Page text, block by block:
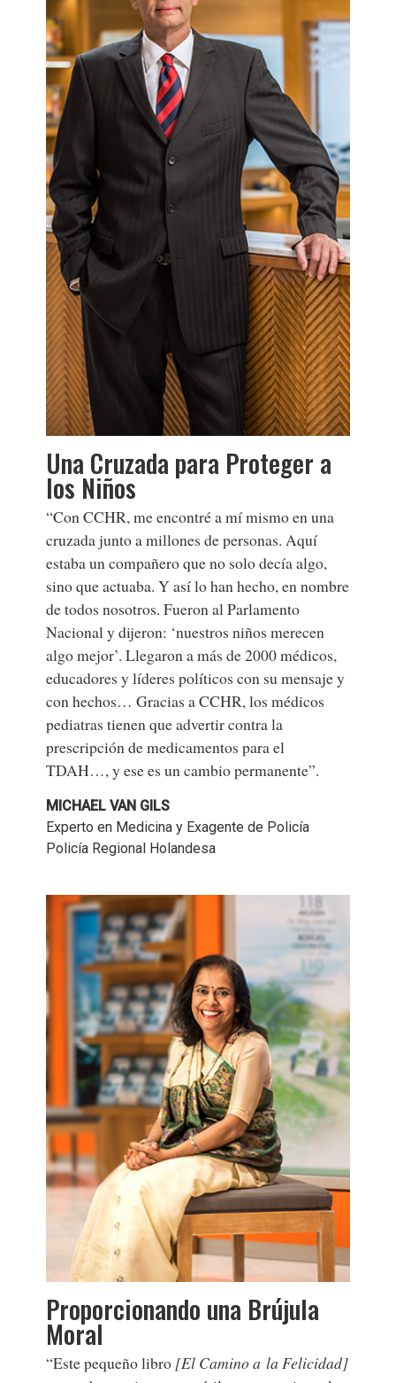
Una Cruzada para Proteger a
los Niños
“Con CCHR, me encontré a mí mismo en una
cruzada junto a millones de personas. Aquí
estaba un compañero que no solo decía algo,
sino que actuaba. Y así lo han hecho, en nombre
de todos nosotros. Fueron al Parlamento
Nacional y dijeron: ‘nuestros niños merecen
algo mejor’. Llegaron a más de 2000 médicos,
educadores y líderes políticos con su mensaje y
con hechos… Gracias a CCHR, los médicos
pediatras tienen que advertir contra la
prescripción de medicamentos para el
TDAH…, y ese es un cambio permanente”.
MICHAEL VAN GILS
Experto en Medicina y Exagente de Policía
Policía Regional Holandesa
Proporcionando una Brújula
Moral
“Este pequeño libro [El Camino a la Felicidad]